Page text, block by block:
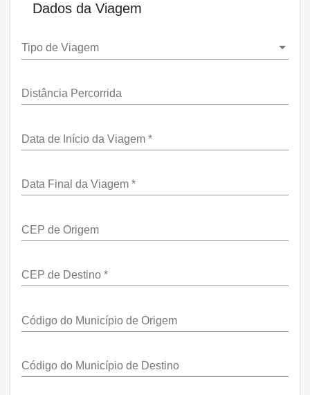
Dados da Viagem
Tipo de Viagem
Distância Percorrida
Data de Início da Viagem *
Data Final da Viagem *
CEP de Origem
CEP de Destino *
Código do Município de Origem
Código do Município de Destino